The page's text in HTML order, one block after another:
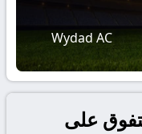
Wydad AC
على